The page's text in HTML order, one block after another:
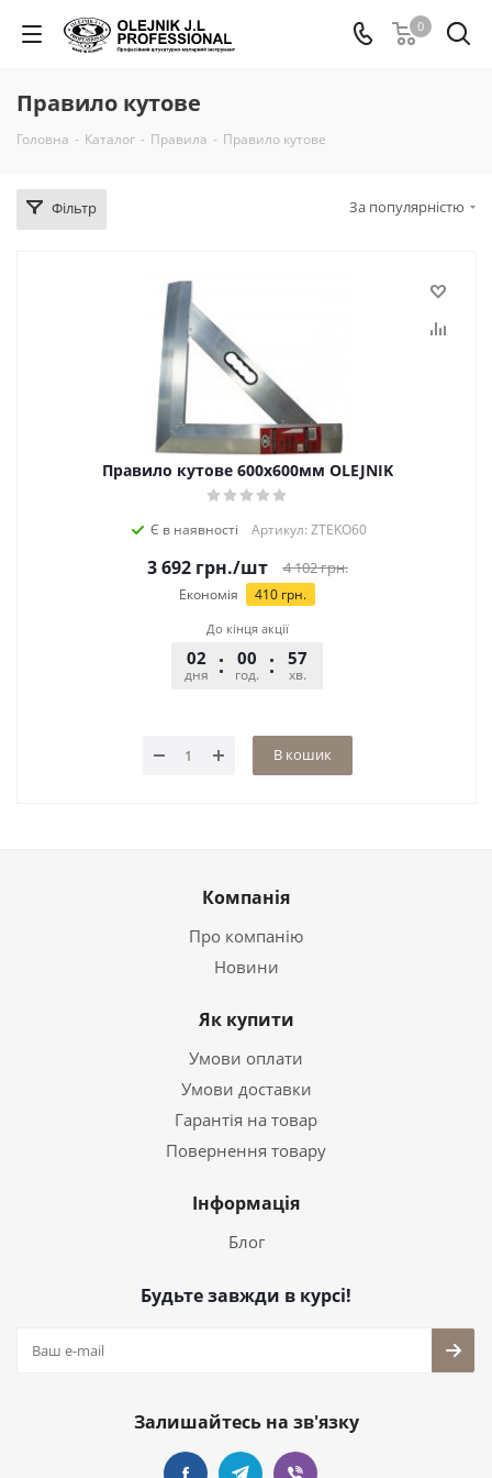
0
Правило кутове
Головна - Каталог - Правила - Правило кутове
Фільтр За популярністю
Правило кутове 600х600мм OLEJNIK
Є в наявності Артикул: ZTEKO60
3 692грн./шт 4 102грн.
Економія 410 грн.
До кінця акції
02
дня
00
год.
57
хв.
В кошик
Компанія
Про компанію
Новини
Як купити
Умови оплати
Умови доставки
Гарантія на товар
Повернення товару
Інформація
Блог
Будьте завжди в курсі!
Залишайтесь на зв'язку